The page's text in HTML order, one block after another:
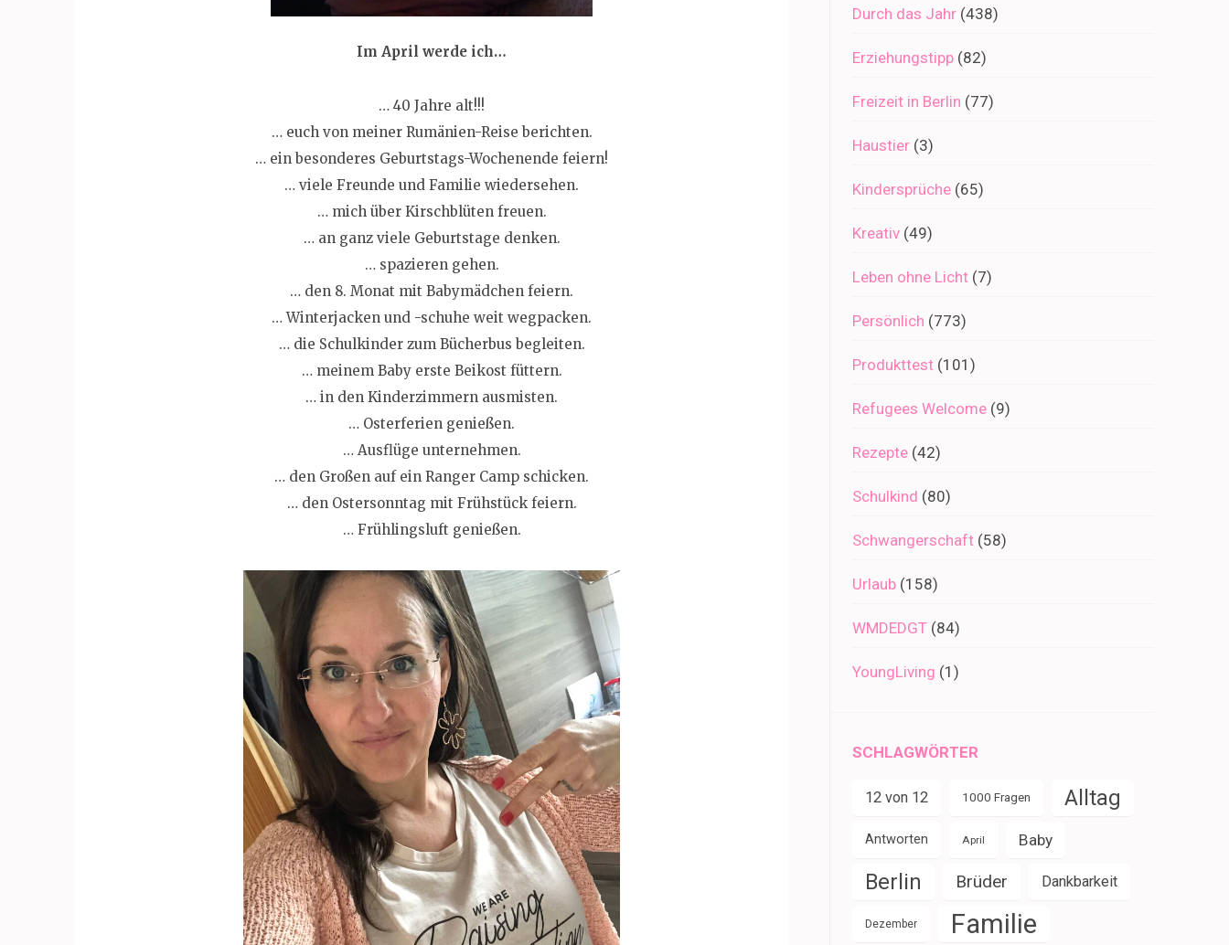
Im April werde ich…
… 40 Jahre alt!!!
… euch von meiner Rumänien-Reise berichten.
… ein besonderes Geburtstags-Wochenende feiern!
… viele Freunde und Familie wiedersehen.
… mich über Kirschblüten freuen.
… an ganz viele Geburtstage denken.
… spazieren gehen.
… den 8. Monat mit Babymädchen feiern.
… Winterjacken und -schuhe weit wegpacken.
… die Schulkinder zum Bücherbus begleiten.
… meinem Baby erste Beikost füttern.
… in den Kinderzimmern ausmisten.
… Osterferien genießen.
… Ausflüge unternehmen.
… den Großen auf ein Ranger Camp schicken.
… den Ostersonntag mit Frühstück feiern.
… Frühlingsluft genießen.
Durch das Jahr (438)
Erziehungstipp (82)
Freizeit in Berlin (77)
Haustier (3)
Kindersprüche (65)
Kreativ (49)
Leben ohne Licht (7)
Persönlich (773)
Produkttest (101)
Refugees Welcome (9)
Rezepte (42)
Schulkind (80)
Schwangerschaft (58)
Urlaub (158)
WMDEDGT (84)
YoungLiving (1)
SCHLAGWÖRTER
12 von 12 1000 Fragen Alltag
Antworten April Baby
Berlin Brüder Dankbarkeit
Dezember Familie